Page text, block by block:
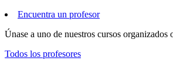
Encuentra un profesor
Únase a uno de nuestros cursos
Todos los profesores